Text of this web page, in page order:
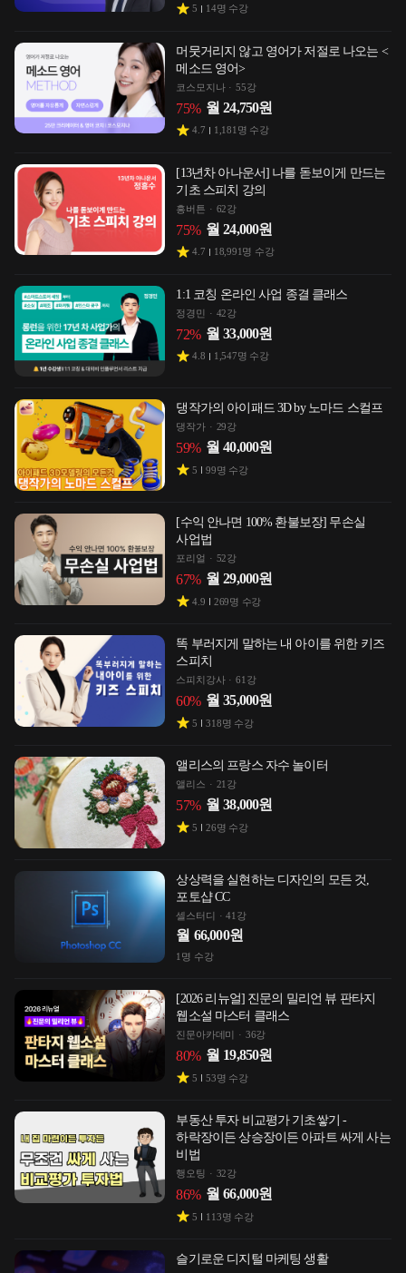
5 14명 수강
머뭇거리지 않고 영어가 저절로 나오는 <
메소드 영어>
코스모지나 55강
75% 월 24,750원
4.7 1,181 명 수강
[13년차 아나운서] 나를 돋보이게 만드는
기초 스피치 강의
흥버튼 62강
75% 월 24,000원
4.7 18,991명 수강
1:1 코칭 온라인 사업 종결 클래스
정경민 42강
72% 월 33,000원
4.8 1,547명 수강
댕작가의 아이패드 3D by 노마드 스컬프
댕작가 29강
59% 월 40,000원
5 99명 수강
[수익 안나면 100% 환불보장] 무손실
사업법
포리얼 52강
67% 월 29,000원
4.9 269명 수강
똑 부러지게 말하는 내 아이를 위한 키즈
스피치
스피치강사 61강
60% 월 35,000원
5 318명 수강
앨리스의 프랑스 자수 놀이터
앨리스 21강
57% 월 38,000원
5 26명 수강
상상력을 실현하는 디자인의 모든 것,
포토샵 CC
셀스터디 41강
월 66,000원
1 명 수강
[2026 리뉴얼] 진문의 밀리언 뷰 판타지
웹소설 마스터 클래스
진문아카데미 36강
80% 월 19,850원
5 53명 수강
부동산 투자 비교평가 기초쌓기 -
하락장이든 상승장이든 아파트 싸게 사는
비법
행오팅 32강
86% 월 66,000원
5 113명 수강
슬기로운 디지털 마케팅 생활